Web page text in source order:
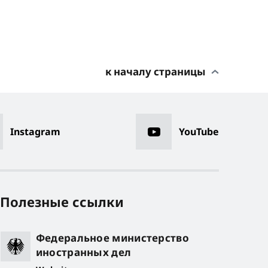
к началу страницы
Instagram YouTube
Полезные ссылки
Федеральное министерство
иностранных дел